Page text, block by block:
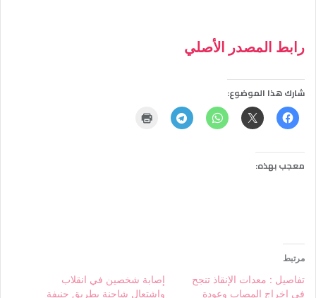
رابط المصدر الأصلي
شارك هذا الموضوع:
معجب بهذه:
مرتبط
تفاصيل : معدات الإنقاذ تنجح
في إخراج المصاب وعودة
إصابة شخصين في انقلاب
واشتعال شاحنة بطريق جنيفة